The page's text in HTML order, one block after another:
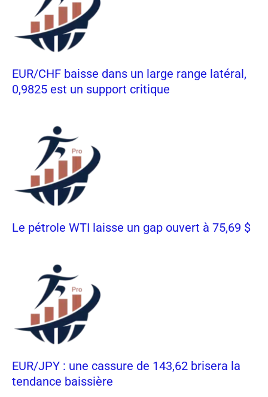
EUR/CHF baisse dans un large range latéral,
0,9825 est un support critique
Le pétrole WTI laisse un gap ouvert à 75,69 $
EUR/JPY : une cassure de 143,62 brisera la
tendance baissière